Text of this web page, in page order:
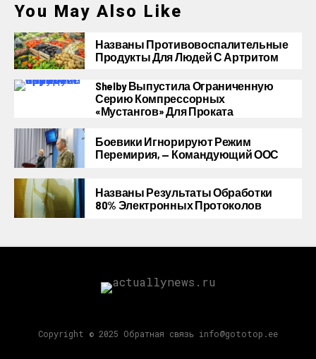
You May Also Like
Названы Противовоспалительные
Продукты Для Людей С Артритом
Shelby Выпустила Ограниченную
Серию Компрессорных
«Мустангов» Для Проката
Боевики Игнорируют Режим
Перемирия, — Командующий ООС
Названы Результаты Обработки
80% Электронных Протоколов
Copyright © 2025 Обратная связь info@gototop.ee